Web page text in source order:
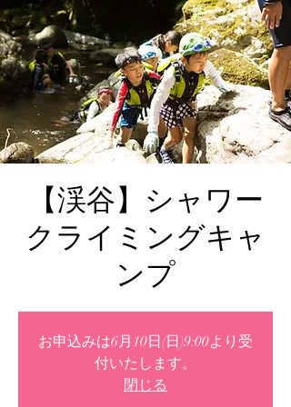
【渓谷】シャワー
クライミングキャ
ンプ
お申込みは6月10日(日)9:00より受
付いたします。
閉じる